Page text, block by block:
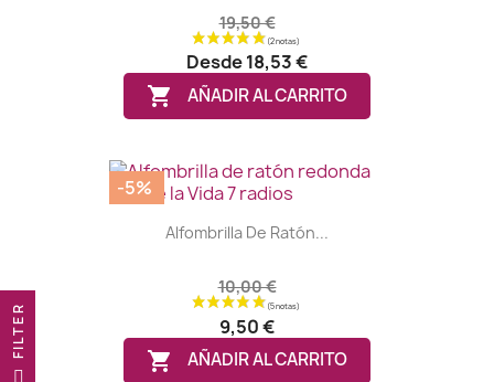
19,50 €
Desde18,53 €
 AÑADIR AL CARRITO
Alfombrilla De Ratón...
10,00 €
9,50 €
 AÑADIR AL CARRITO
-5%
R